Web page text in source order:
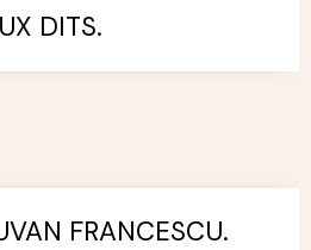
DITS.
FRANCESCU.